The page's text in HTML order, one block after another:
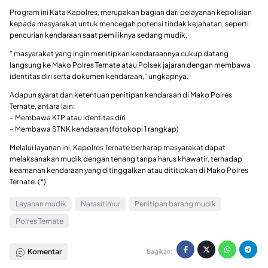
Program ini Kata Kapolres, merupakan bagian dari pelayanan kepolisian
kepada masyarakat untuk mencegah potensi tindak kejahatan, seperti
pencurian kendaraan saat pemiliknya sedang mudik.
” masyarakat yang ingin menitipkan kendaraannya cukup datang
langsung ke Mako Polres Ternate atau Polsek jajaran dengan membawa
identitas diri serta dokumen kendaraan,” ungkapnya.
Adapun syarat dan ketentuan penitipan kendaraan di Mako Polres
Ternate, antara lain:
– Membawa KTP atau identitas diri
– Membawa STNK kendaraan (fotokopi 1 rangkap)
Melalui layanan ini, Kapolres Ternate berharap masyarakat dapat
melaksanakan mudik dengan tenang tanpa harus khawatir, terhadap
keamanan kendaraan yang ditinggalkan atau dititipkan di Mako Polres
Ternate. (*)
Layanan mudik Narasitimur
Penitipan barang mudik
Polres Ternate
Komentar Bagikan: